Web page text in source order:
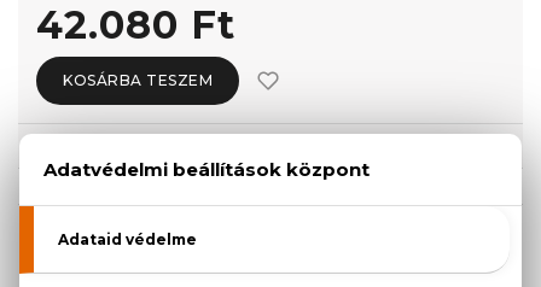
42.080 Ft
KOSÁRBA TESZEM
KISZERELÉS KIVÁLASZTÁSA
30.230 Ft
41.640 Ft